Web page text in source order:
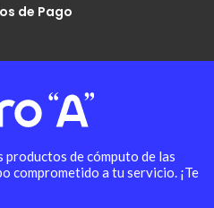
de Pago
productos de cómputo de las
comprometido a tu servicio. ¡Te